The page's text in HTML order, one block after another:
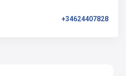
+34624407828